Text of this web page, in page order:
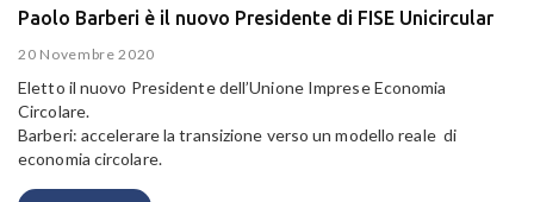
Paolo Barberi è il nuovo Presidente di FISE Unicircular
20 Novembre 2020
Eletto il nuovo Presidente dell’Unione Imprese Economia
Circolare.
Barberi: accelerare la transizione verso un modello reale di
economia circolare.